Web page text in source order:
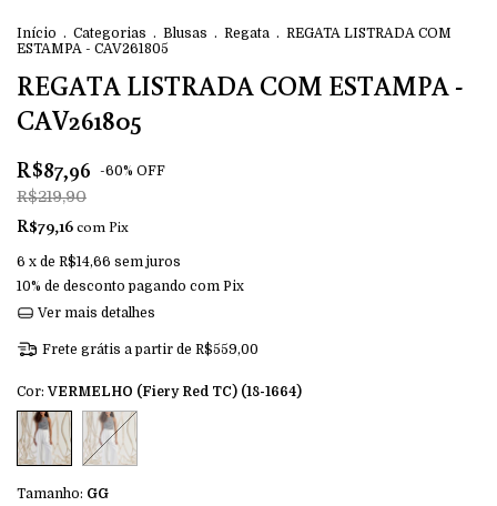
Início . Categorias . Blusas . Regata . REGATA LISTRADA COM
ESTAMPA - CAV261805
REGATA LISTRADA COM ESTAMPA -
CAV261805
R$87,96 -60% OFF
R$219,90
R$79,16comPix
6 x de R$14,66 sem juros
10% de desconto pagando com Pix
Ver mais detalhes
Frete grátis a partir de R$559,00
Cor:VERMELHO (Fiery Red TC) (18-1664)
Tamanho: GG